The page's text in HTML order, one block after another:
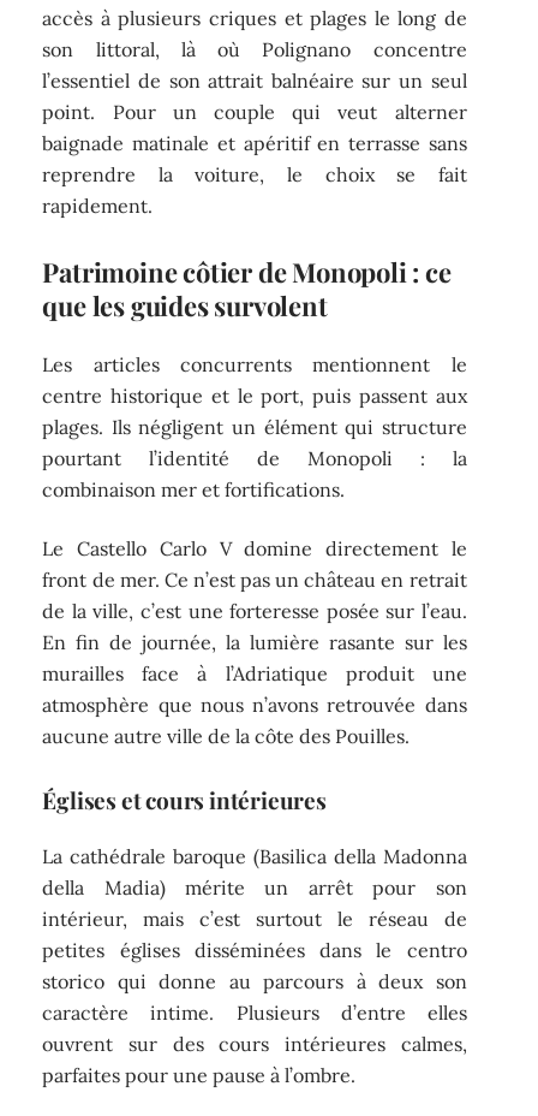
accès à plusieurs criques et plages le long de
son littoral, là où Polignano concentre
l’essentiel de son attrait balnéaire sur un seul
point. Pour un couple qui veut alterner
baignade matinale et apéritif en terrasse sans
reprendre la voiture, le choix se fait
rapidement.
Patrimoine côtier de Monopoli : ce
que les guides survolent
Les articles concurrents mentionnent le
centre historique et le port, puis passent aux
plages. Ils négligent un élément qui structure
pourtant l’identité de Monopoli : la
combinaison mer et fortifications.
Le Castello Carlo V domine directement le
front de mer. Ce n’est pas un château en retrait
de la ville, c’est une forteresse posée sur l’eau.
En fin de journée, la lumière rasante sur les
murailles face à l’Adriatique produit une
atmosphère que nous n’avons retrouvée dans
aucune autre ville de la côte des Pouilles.
Églises et cours intérieures
La cathédrale baroque (Basilica della Madonna
della Madia) mérite un arrêt pour son
intérieur, mais c’est surtout le réseau de
petites églises disséminées dans le centro
storico qui donne au parcours à deux son
caractère intime. Plusieurs d’entre elles
ouvrent sur des cours intérieures calmes,
parfaites pour une pause à l’ombre.